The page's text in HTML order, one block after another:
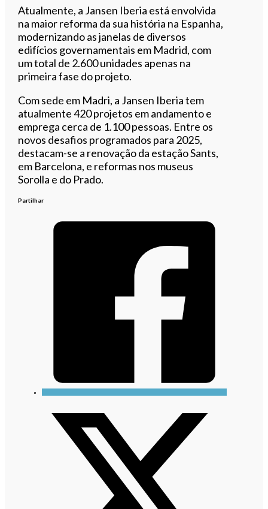
Atualmente, a Jansen Iberia está envolvida
na maior reforma da sua história na Espanha,
modernizando as janelas de diversos
edifícios governamentais em Madrid, com
um total de 2.600 unidades apenas na
primeira fase do projeto.
Com sede em Madri, a Jansen Iberia tem
atualmente 420 projetos em andamento e
emprega cerca de 1.100 pessoas. Entre os
novos desafios programados para 2025,
destacam-se a renovação da estação Sants,
em Barcelona, e reformas nos museus
Sorolla e do Prado.
Partilhar